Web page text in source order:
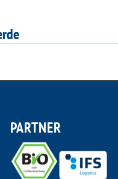
PARTNER